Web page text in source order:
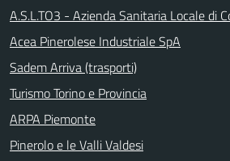
A.S.L.TO3 - Azienda Sanitaria Locale di
Acea Pinerolese Industriale SpA
Sadem Arriva (trasporti)
Turismo Torino e Provincia
ARPA Piemonte
Pinerolo e le Valli Valdesi